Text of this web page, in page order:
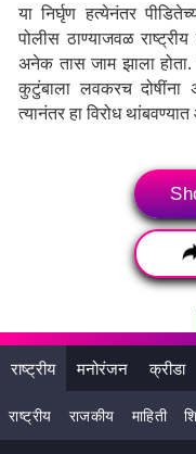
या निर्घृण हत्येनंतर
पोलीस ठाण्याजवळ
अनेक तास जाम झाला
कुटुंबाला लवकरच
त्यानंतर हा विरोध
राष्ट्रीय मनोरंजन क्रीडा
राष्ट्रीय राजकीय माहिती